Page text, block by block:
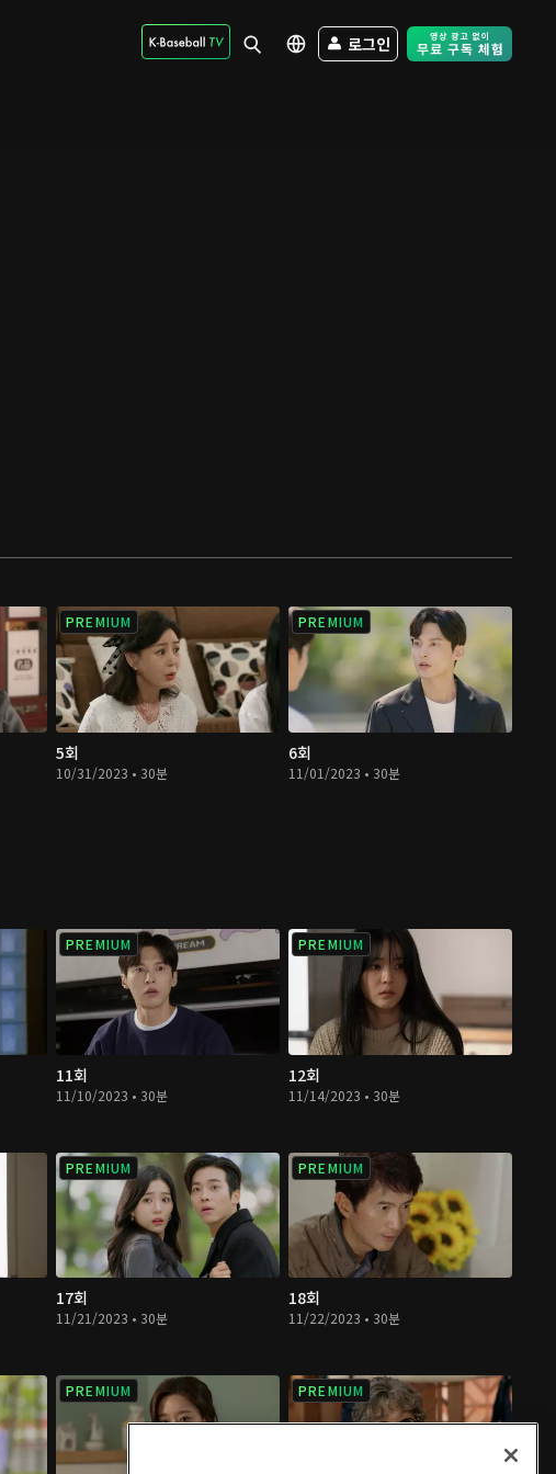
로그인 Free Trial -
PREMIUM
5회
10/31/2023 • 30분
PREMIUM
6회
11/01/2023 • 30분
PREMIUM
11회
11/10/2023 • 30분
PREMIUM
12회
11/14/2023 • 30분
PREMIUM
17회
11/21/2023 • 30분
PREMIUM
18회
11/22/2023 • 30분
PREMIUM PREMIUM